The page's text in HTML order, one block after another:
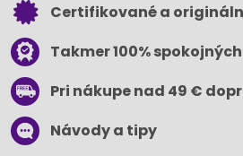
Certifikované a
Takmer 100%
Pri nákupe nad 49 €
Návody a tipy